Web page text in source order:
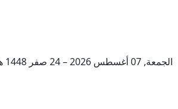
الجمعة, 07 أغسطس 2026 – 24 صفر 1448 هـ